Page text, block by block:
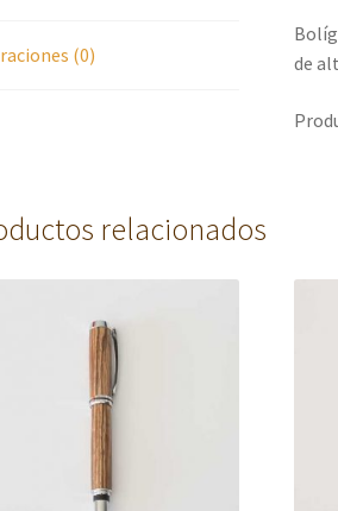
(0)
de
relacionados